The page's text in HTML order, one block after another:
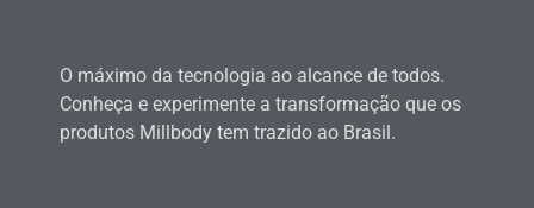
O máximo da tecnologia ao alcance de todos.
Conheça e experimente a transformação que os
produtos Millbody tem trazido ao Brasil.